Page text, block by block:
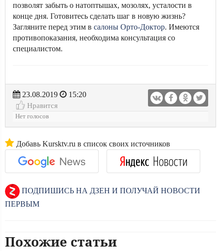
позволят забыть о натоптышах, мозолях, усталости в
конце дня. Готовитесь сделать шаг в новую жизнь?
Загляните перед этим в салоны Орто-Доктор. Имеются
противопоказания, необходима консультация со
специалистом.
23.08.2019
15:20
Нравится
Нет голосов
Добавь Kursktv.ru в список своих источников
ПОДПИШИСЬ НА ДЗЕН И ПОЛУЧАЙ НОВОСТИ
ПЕРВЫМ
Похожие статьи